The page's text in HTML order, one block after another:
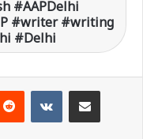
#AAPDelhi
#writer #writing
#Delhi
VKontakte